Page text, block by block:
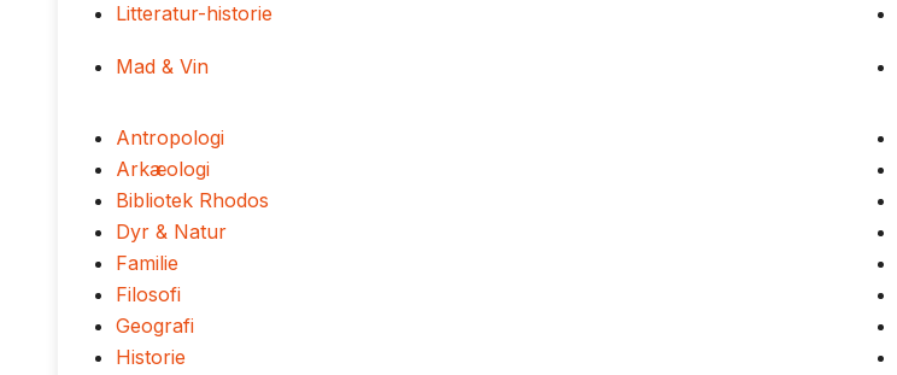
Litteratur-historie
Mad & Vin
Antropologi
Arkæologi
Bibliotek Rhodos
Dyr & Natur
Familie
Filosofi
Geografi
Historie